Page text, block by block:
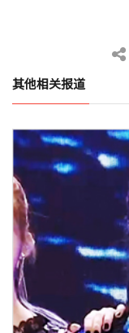
其他相关报道